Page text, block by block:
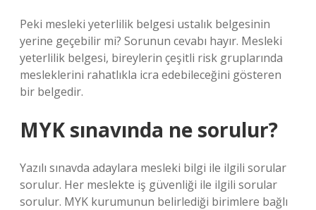
Peki mesleki yeterlilik belgesi ustalık belgesinin
yerine geçebilir mi? Sorunun cevabı hayır. Mesleki
yeterlilik belgesi, bireylerin çeşitli risk gruplarında
mesleklerini rahatlıkla icra edebileceğini gösteren
bir belgedir.
MYK sınavında ne sorulur?
Yazılı sınavda adaylara mesleki bilgi ile ilgili sorular
sorulur. Her meslekte iş güvenliği ile ilgili sorular
sorulur. MYK kurumunun belirlediği birimlere bağlı